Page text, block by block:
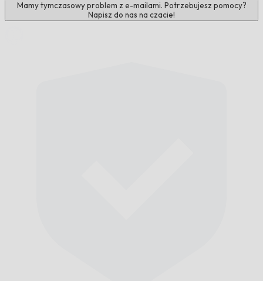
Mamy tymczasowy problem z e-mailami. Potrzebujesz pomocy?
Napisz do nas na czacie!